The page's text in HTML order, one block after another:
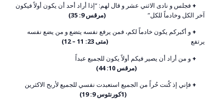
+ فجلس و نادى الاثني عشر و قال لهم: “إذا أراد أحد أن يكون أولاً فيكون
آخر الكل وخادماً للكل” (مرقس 9: 35)
+ و أكبركم يكون خادماً لكم، فمن يرفع نفسه يتضع و من يضع نفسه
يرتفع (متى 23: 11 – 12)
+ و من أراد أن يصير فيكم أولاً يكون للجميع عبداً
(مرقس 10: 44)
+ فإني إذ كُنت حُراً من الجميع استعبدت نفسي للجميع لأربح الاكثرين
(1كورنثوس 9: 19)